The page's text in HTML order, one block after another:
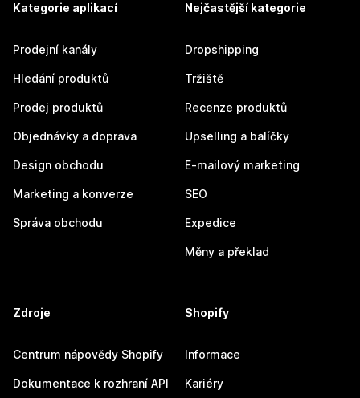
Kategorie aplikací
Prodejní kanály
Hledání produktů
Prodej produktů
Objednávky a doprava
Design obchodu
Marketing a konverze
Správa obchodu
Nejčastější kategorie
Dropshipping
Tržiště
Recenze produktů
Upselling a balíčky
E-mailový marketing
SEO
Expedice
Měny a překlad
Zdroje
Centrum nápovědy Shopify
Dokumentace k rozhraní API
Shopify
Informace
Kariéry